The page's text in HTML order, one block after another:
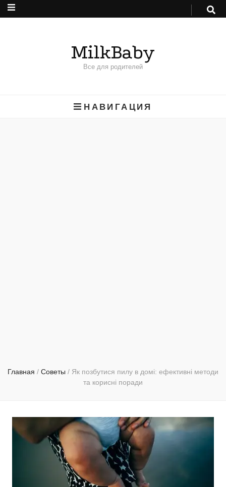
MilkBaby
Все для родителей
НАВИГАЦИЯ
Главная / Советы / Як позбутися пилу в домі: ефективні методи
та корисні поради